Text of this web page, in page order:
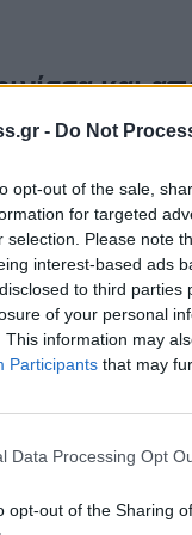
- Do Not
opt-out of the sale,
for targeted
selection. Please note
interest-based ads
to third
of your personal
This information may
Participants that may
Data Processing Opt
opt-out of the Sharing
και
και
πριν από ένα
και
μεγάλα
σχόλια του
ομορφιά του
ότι «ο
διότι
έρχομαι στη
έχω αράξει …